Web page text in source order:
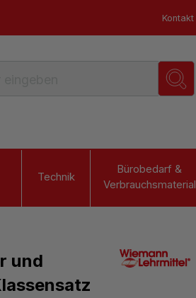
Kontakt
Technik
Bürobedarf &
Verbrauchsmaterial
und